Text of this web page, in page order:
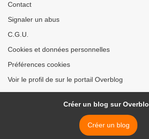
Contact
Signaler un abus
C.G.U.
Cookies et données personnelles
Préférences cookies
Voir le profil de sur le portail Overblog
Créer un blog sur
Créer un blog